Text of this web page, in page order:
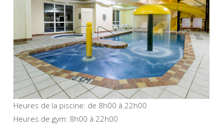
Heures de la piscine: de 8h00 à 22h00
Heures de gym: 8h00 à 22h00